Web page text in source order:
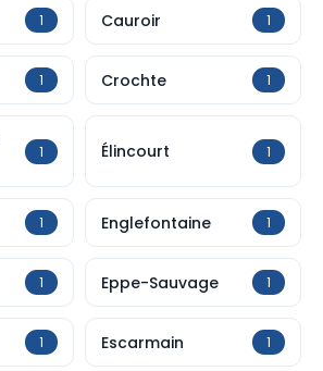
1 Cauroir 1
1 Crochte 1
1 Élincourt 1
1 Englefontaine 1
1 Eppe-Sauvage 1
1 Escarmain 1